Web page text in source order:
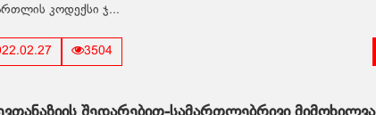
კოდექსი ჯ...
3504